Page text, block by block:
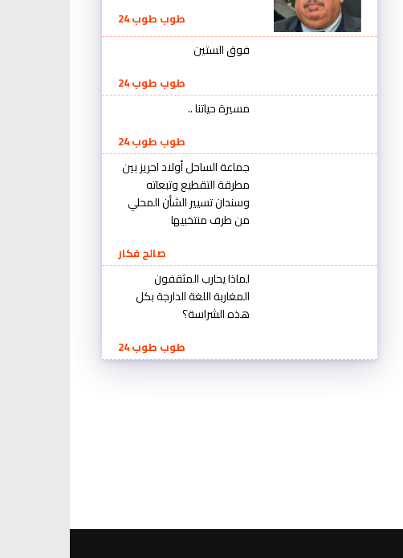
طوب طوب 24
فوق الستين
طوب طوب 24
مسيرة حياتنا ..
طوب طوب 24
جماعة الساحل أولاد احريز بين
مطرقة التقطيع وتبعاته
وسندان تسيير الشأن المحلي
من طرف منتخبيها
صالح فكار
لماذا يحارب المثقفون
المغاربة اللغة الدارجة بكل
هذه الشراسة؟
طوب طوب 24